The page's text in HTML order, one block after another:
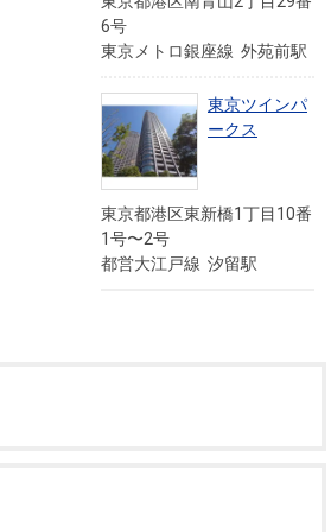
6号
東京メトロ銀座線 外苑前駅
東京ツインパ
ークス
東京都港区東新橋1丁目10番
1号〜2号
都営大江戸線 汐留駅